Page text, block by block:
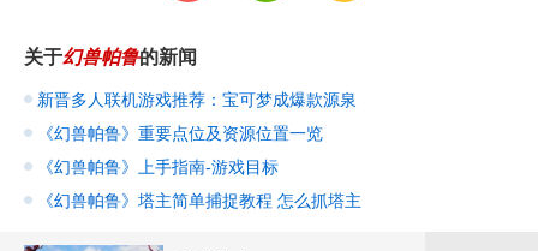
关于幻兽帕鲁的新闻
新晋多人联机游戏推荐：宝可梦成爆款源泉
《幻兽帕鲁》重要点位及资源位置一览
《幻兽帕鲁》上手指南-游戏目标
《幻兽帕鲁》塔主简单捕捉教程 怎么抓塔主